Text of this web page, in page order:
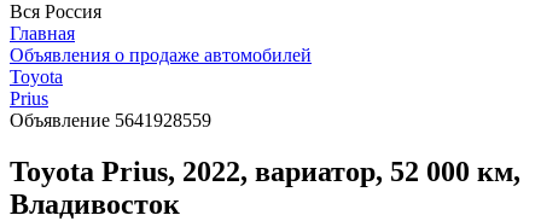
Вся Россия
Главная
Объявления о продаже автомобилей
Toyota
Prius
Объявление 5641928559
Toyota Prius, 2022, вариатор, 52 000 км,
Владивосток